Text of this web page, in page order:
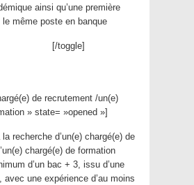
ainsi qu’une première
même poste en banque
[/toggle]
de recrutement /un(e)
» state= »opened »]
recherche d’un(e) chargé(e) de
chargé(e) de formation
d’un bac + 3, issu d’une
avec une expérience d’au moins